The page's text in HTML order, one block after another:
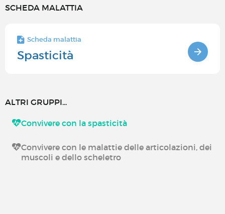
SCHEDA MALATTIA
Scheda malattia
Spasticità
ALTRI GRUPPI...
Convivere con la spasticità
Convivere con le malattie delle articolazioni, dei
muscoli e dello scheletro